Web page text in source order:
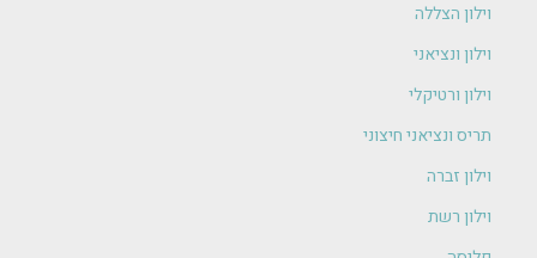
וילון הצללה
וילון ונציאני
וילון ורטיקלי
תריס ונציאני חיצוני
וילון זברה
וילון רשת